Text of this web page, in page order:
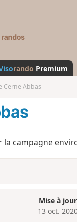
s
a
n
d
rando Premium
Cerne Abbas
campagne
Mise à jour
13 oct.